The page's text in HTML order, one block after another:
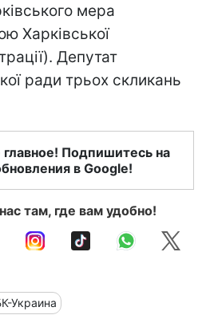
мера
Харківської
Депутат
ради трьох скликань
главное! Подпишитесь на
в Google!
там, где вам удобно!
Украина